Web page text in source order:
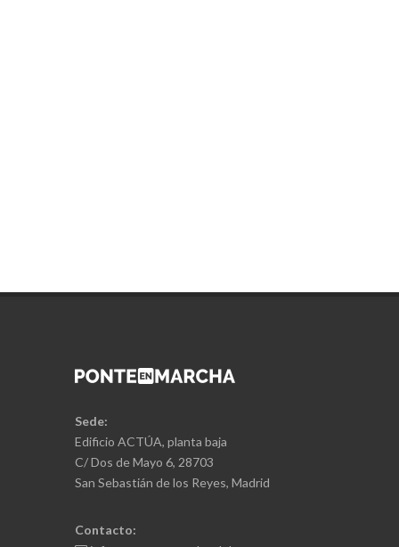
Sede:
Edificio ACTÚA, planta baja
C/ Dos de Mayo 6, 28703
San Sebastián de los Reyes, Madrid
Contacto: